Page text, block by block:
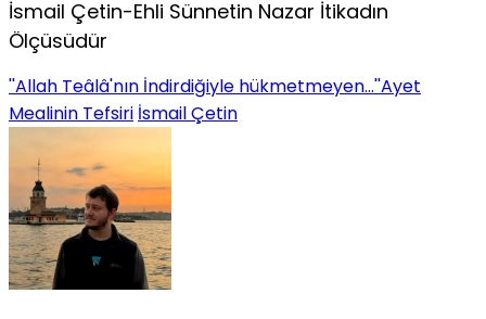
İsmail Çetin-Ehli Sünnetin Nazar İtikadın
Ölçüsüdür
''Allah Teâlâ'nın İndirdiğiyle hükmetmeyen...''Ayet
Mealinin Tefsiri İsmail Çetin